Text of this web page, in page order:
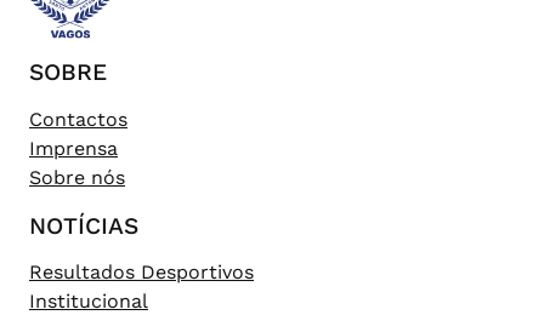
SOBRE
Contactos
Imprensa
Sobre nós
NOTÍCIAS
Resultados Desportivos
Institucional